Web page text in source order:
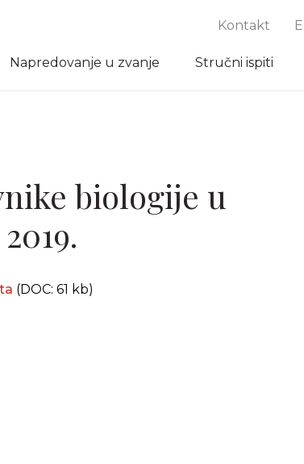
Kontakt
Napredovanje u zvanje Stručni ispiti
biologije u
(DOC: 61 kb)